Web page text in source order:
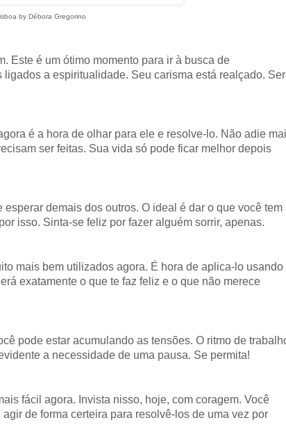
by Débora Gregorino
Este é um ótimo momento para ir à busca de
a espiritualidade. Seu carisma está realçado.
é a hora de olhar para ele e resolve-lo. Não adie
ser feitas. Sua vida só pode ficar melhor depois
demais dos outros. O ideal é dar o que você tem
isso. Sinta-se feliz por fazer alguém sorrir, apenas.
mais bem utilizados agora. É hora de aplica-lo usando
exatamente o que te faz feliz e o que não merece
pode estar acumulando as tensões. O ritmo de
a necessidade de uma pausa. Se permita!
fácil agora. Invista nisso, hoje, com coragem. Você
de forma certeira para resolvê-los de uma vez por